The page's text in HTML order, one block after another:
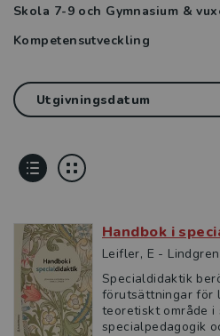
Skola 7-9 och Gymnasium &
Kompetensutveckling
Handbok i
Leifler, E - Lindgren
Specialdidaktik
förutsättningar för
teoretiskt område i
specialpedagogik